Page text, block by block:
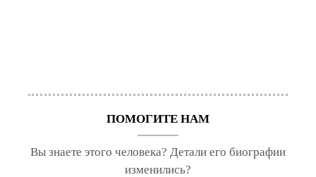
ПОМОГИТЕ НАМ
Вы знаете этого человека? Детали его биографии
изменились?